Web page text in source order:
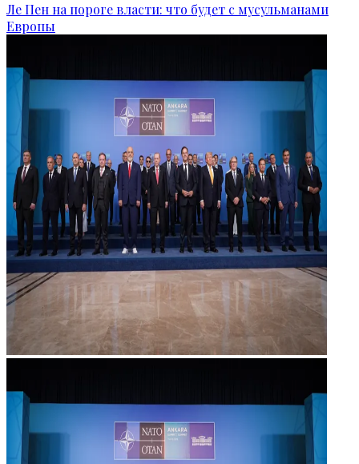
Ле Пен на пороге власти: что будет с мусульманами
Европы